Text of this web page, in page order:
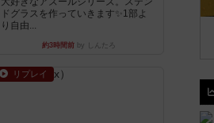
ドグラスを作っていきます✨1部よ
り自由...
約3時間前by しんたろ
リプレイ